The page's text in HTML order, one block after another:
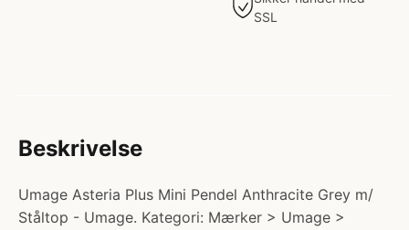
SSL
Beskrivelse
Umage Asteria Plus Mini Pendel Anthracite Grey m/
Ståltop - Umage. Kategori: Mærker > Umage >